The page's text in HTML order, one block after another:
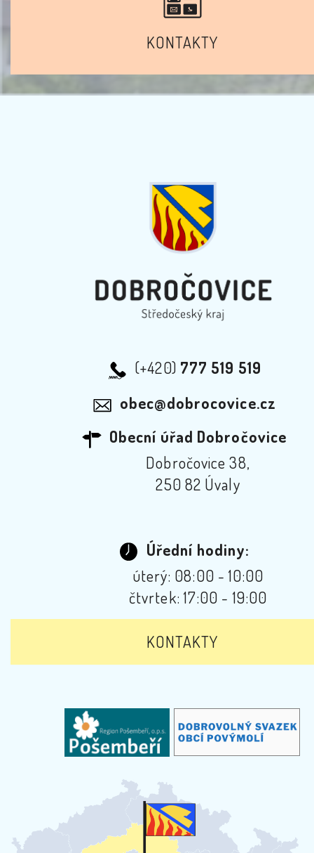
KONTAKTY
(+420) 777 519 519
obec@dobrocovice.cz
Obecní úřad Dobročovice
Dobročovice 38,
250 82 Úvaly
Úřední hodiny:
úterý: 08:00 - 10:00
čtvrtek: 17:00 - 19:00
KONTAKTY